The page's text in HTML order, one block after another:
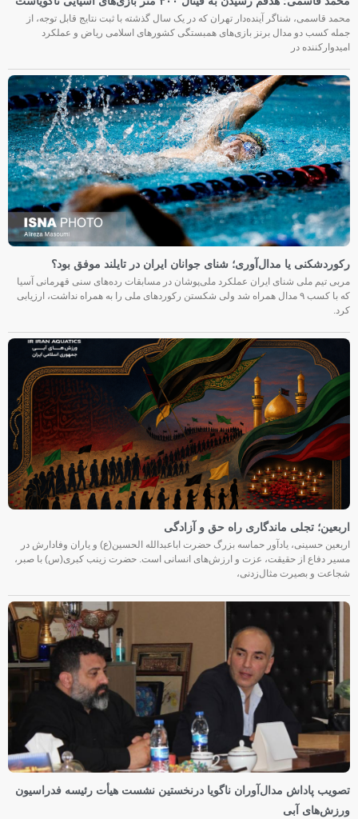
محمد قاسمی، شناگر آینده‌دار تهران که در یک سال گذشته با ثبت نتایج قابل توجه، از
جمله کسب دو مدال برنز بازی‌های همبستگی کشورهای اسلامی ریاض و عملکرد
امیدوارکننده در
رکوردشکنی یا مدال‌آوری؛ شنای جوانان ایران در تایلند موفق بود؟
مربی تیم ملی شنای ایران عملکرد ملی‌پوشان در مسابقات رده‌های سنی قهرمانی آسیا
که با کسب ۹ مدال همراه شد ولی شکستن رکوردهای ملی را به همراه نداشت، ارزیابی
کرد.
اربعین؛ تجلی ماندگاری راه حق و آزادگی
اربعین حسینی، یادآور حماسه بزرگ حضرت اباعبدالله الحسین(ع) و یاران وفادارش در
مسیر دفاع از حقیقت، عزت و ارزش‌های انسانی است. حضرت زینب کبری(س) با صبر،
شجاعت و بصیرت مثال‌زدنی،
تصویب پاداش مدال‌آوران ناگویا درنخستین نشست هیأت رئیسه فدراسیون
ورزش‌های آبی